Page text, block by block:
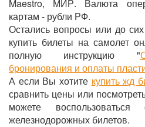
Maestro, МИР. Валюта
картам - рубли РФ.
Остались вопросы или до
купить билеты на самолет
полную инструкцию "
бронирования и оплаты
А если Вы хотите купить жд
сравнить цены или
можете
железнодорожных билетов.